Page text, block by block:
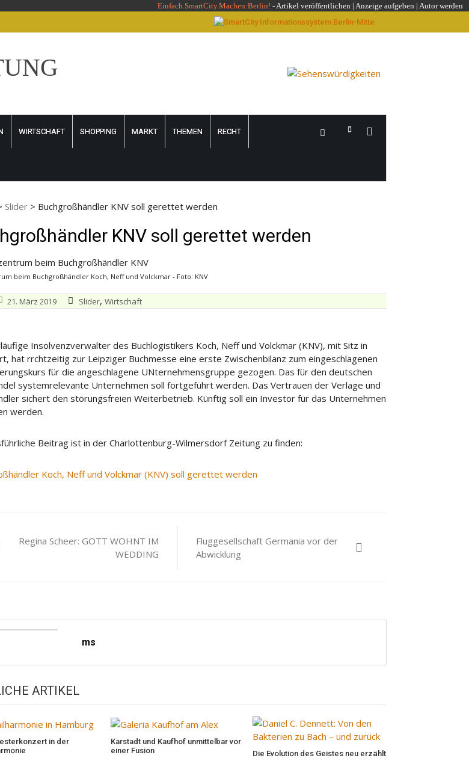
Einfach.SmartCity.Machen:Berlin! -Artikel veröffentlichen | Anzeige aufgeben | Autor werden
WIRTSCHAFT SHOPPING MARKT THEMEN RECHT
Slider> Buchgroßhändler KNV soll gerettet werden
KNV soll gerettet werden
beim Buchgroßhändler Koch, Neff und Volckmar - Foto: KNV
21. März 2019 Slider, Wirtschaft
Insolvenzverwalter des Buchlogistikers Koch, Neff und Volckmar (KNV), mit Sitz in
hat rrchtzeitig zur Leipziger Buchmesse eine erste Zwischenbilanz zum eingeschlagenen
für die angeschlagene UNternehmensgruppe gezogen. Das für den deutschen
systemrelevante Unternehmen soll fortgeführt werden. Das Vertrauen der Verlage und
sichert den störungsfreien Weiterbetrieb. Künftig soll ein Investor für das Unternehmen
werden.
Beitrag ist in der Charlottenburg-Wilmersdorf Zeitung zu finden:
Koch, Neff und Volckmar (KNV) soll gerettet werden
Regina Scheer: GOTT WOHNT IM
WEDDING
Fluggesellschaft Germania vor der
Abwicklung
ms
ARTIKEL
in der
Karstadt und Kaufhof unmittelbar vor
einer Fusion
Die Evolution des Geistes neu erzählt